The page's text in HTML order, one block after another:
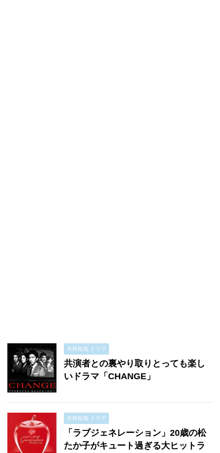
木村拓哉 ドラマ
共演者との裏やり取りとっても楽し
いドラマ「CHANGE」
木村拓哉 ドラマ
「ラブジェネレーション」20歳の松
たか子がキュート過ぎる大ヒットラ